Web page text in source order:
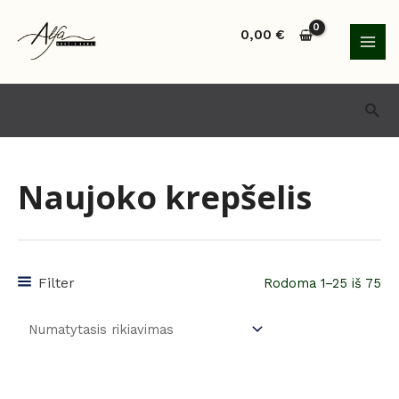
turinio
0,00€
Naujoko krepšelis
Filter Rodoma 1–25 iš 75